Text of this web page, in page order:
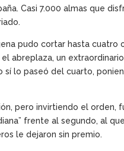
Casi 7.000 almas que
pudo cortar hasta cuatro
abreplaza, un
sí lo paseó del cuarto,
pero invirtiendo el orden,
frente al segundo, al
le dejaron sin premio.